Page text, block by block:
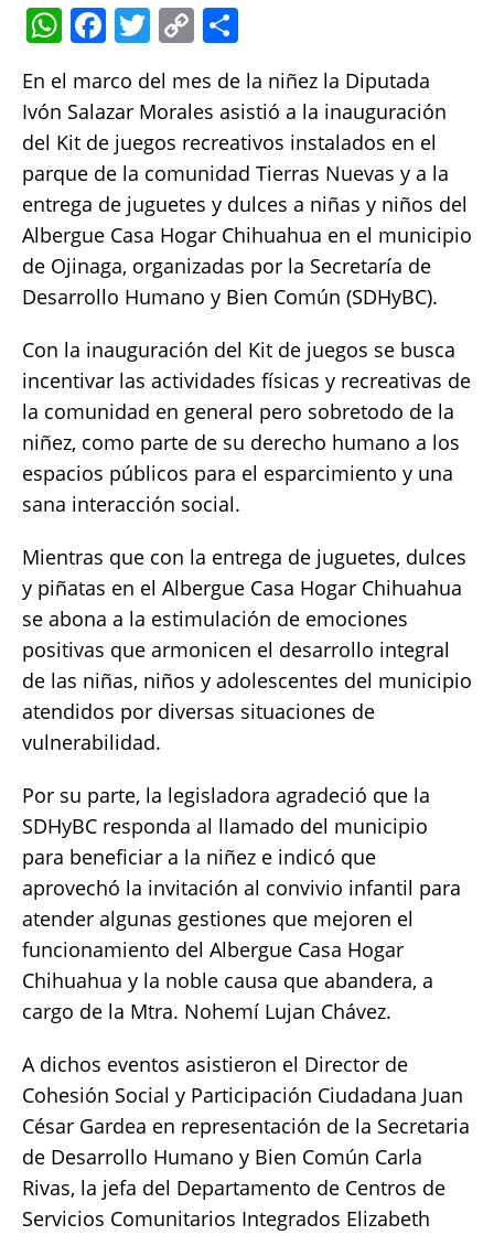
W
h
at
s
A
p
p
F
c
e
b
o
o
k
T
w
it
te
r
C
p
y
Li
n
k
h
a
re
En el marco del mes de la niñez la Diputada
Ivón Salazar Morales asistió a la inauguración
del Kit de juegos recreativos instalados en el
parque de la comunidad Tierras Nuevas y a la
entrega de juguetes y dulces a niñas y niños del
Albergue Casa Hogar Chihuahua en el municipio
de Ojinaga, organizadas por la Secretaría de
Desarrollo Humano y Bien Común (SDHyBC).
Con la inauguración del Kit de juegos se busca
incentivar las actividades físicas y recreativas de
la comunidad en general pero sobretodo de la
niñez, como parte de su derecho humano a los
espacios públicos para el esparcimiento y una
sana interacción social.
Mientras que con la entrega de juguetes, dulces
y piñatas en el Albergue Casa Hogar Chihuahua
se abona a la estimulación de emociones
positivas que armonicen el desarrollo integral
de las niñas, niños y adolescentes del municipio
atendidos por diversas situaciones de
vulnerabilidad.
Por su parte, la legisladora agradeció que la
SDHyBC responda al llamado del municipio
para beneficiar a la niñez e indicó que
aprovechó la invitación al convivio infantil para
atender algunas gestiones que mejoren el
funcionamiento del Albergue Casa Hogar
Chihuahua y la noble causa que abandera, a
cargo de la Mtra. Nohemí Lujan Chávez.
A dichos eventos asistieron el Director de
Cohesión Social y Participación Ciudadana Juan
César Gardea en representación de la Secretaria
de Desarrollo Humano y Bien Común Carla
Rivas, la jefa del Departamento de Centros de
Servicios Comunitarios Integrados Elizabeth